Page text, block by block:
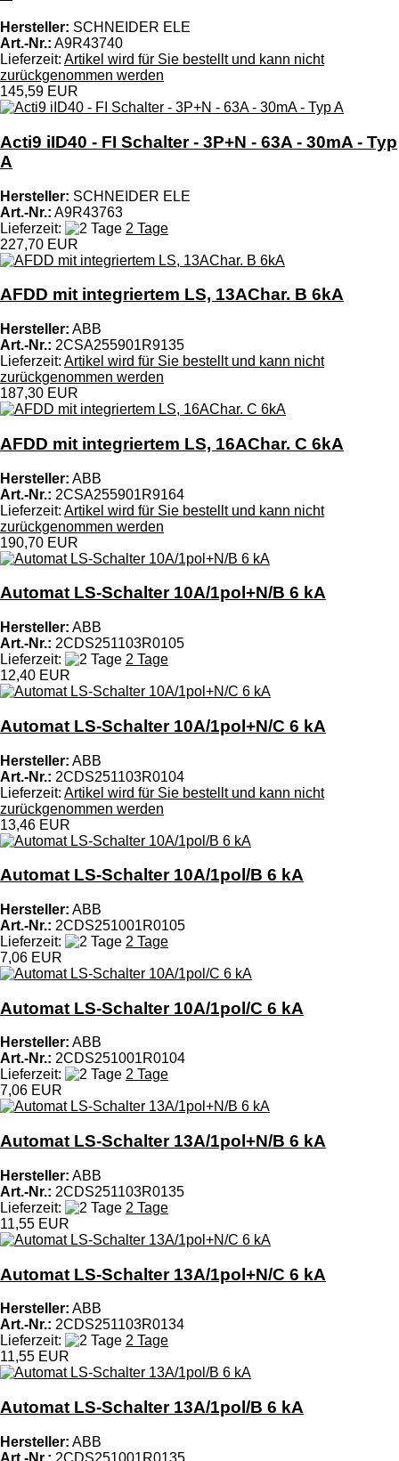
Hersteller: SCHNEIDER ELE
Art.-Nr.: A9R43740
Lieferzeit: Artikel wird für Sie bestellt und kann nicht
zurückgenommen werden
145,59 EUR
Acti9 iID40 - FI Schalter - 3P+N - 63A - 30mA - Typ
A
Hersteller: SCHNEIDER ELE
Art.-Nr.: A9R43763
Lieferzeit:
2 Tage
227,70 EUR
AFDD mit integriertem LS, 13AChar. B 6kA
Hersteller: ABB
Art.-Nr.: 2CSA255901R9135
Lieferzeit: Artikel wird für Sie bestellt und kann nicht
zurückgenommen werden
187,30 EUR
AFDD mit integriertem LS, 16AChar. C 6kA
Hersteller: ABB
Art.-Nr.: 2CSA255901R9164
Lieferzeit: Artikel wird für Sie bestellt und kann nicht
zurückgenommen werden
190,70 EUR
Automat LS-Schalter 10A/1pol+N/B 6 kA
Hersteller: ABB
Art.-Nr.: 2CDS251103R0105
Lieferzeit:
2 Tage
12,40 EUR
Automat LS-Schalter 10A/1pol+N/C 6 kA
Hersteller: ABB
Art.-Nr.: 2CDS251103R0104
Lieferzeit: Artikel wird für Sie bestellt und kann nicht
zurückgenommen werden
13,46 EUR
Automat LS-Schalter 10A/1pol/B 6 kA
Hersteller: ABB
Art.-Nr.: 2CDS251001R0105
Lieferzeit:
2 Tage
7,06 EUR
Automat LS-Schalter 10A/1pol/C 6 kA
Hersteller: ABB
Art.-Nr.: 2CDS251001R0104
Lieferzeit:
2 Tage
7,06 EUR
Automat LS-Schalter 13A/1pol+N/B 6 kA
Hersteller: ABB
Art.-Nr.: 2CDS251103R0135
Lieferzeit:
2 Tage
11,55 EUR
Automat LS-Schalter 13A/1pol+N/C 6 kA
Hersteller: ABB
Art.-Nr.: 2CDS251103R0134
Lieferzeit:
2 Tage
11,55 EUR
Automat LS-Schalter 13A/1pol/B 6 kA
Hersteller: ABB
Art.-Nr.: 2CDS251001R0135